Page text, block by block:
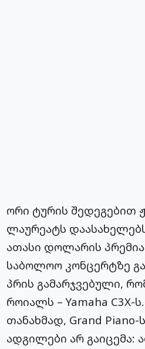
ორი ტურის შედეგებით
ლაურეატს
ათასი დოლარის
საბოლოო კონცერტზე
პრის გამარჯვებული,
როიალს – Yamaha C3X-
თანახმად, Grand Piano-
ადგილები არ გაიცემა: